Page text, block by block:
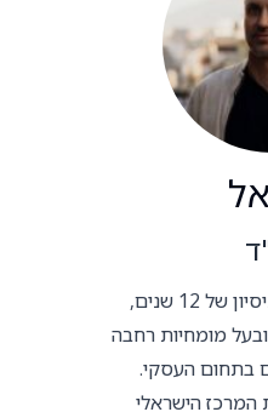
– עורך דין בעל ניסיון של 12 שנים,
מומחיות רחבה
בתחום העסקי.
המרכז הישראלי